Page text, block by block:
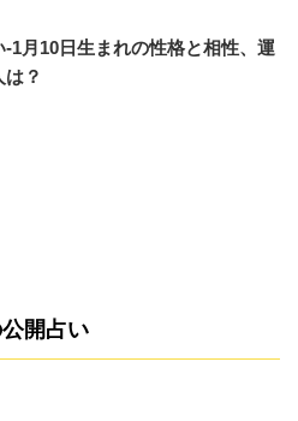
-1月10日生まれの性格と相性、運
？
開占い